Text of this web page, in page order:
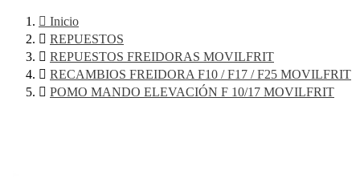
 Inicio
 REPUESTOS
 REPUESTOS FREIDORAS MOVILFRIT
 RECAMBIOS FREIDORA F10 / F17 / F25 MOVILFRIT
 POMO MANDO ELEVACIÓN F 10/17 MOVILFRIT